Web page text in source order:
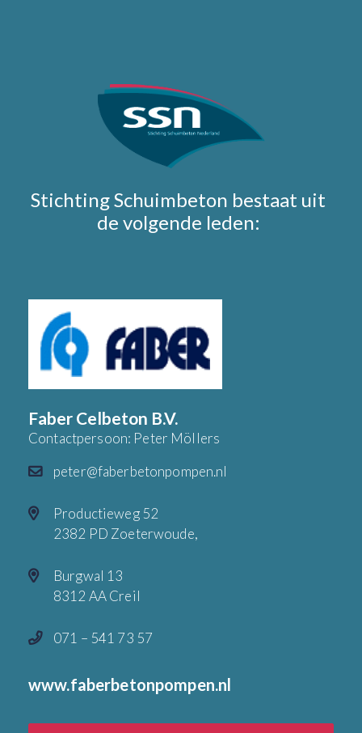
Stichting Schuimbeton bestaat uit
de volgende leden:
Faber Celbeton B.V.
Contactpersoon: Peter Möllers
peter@faberbetonpompen.nl
Productieweg 52
2382 PD Zoeterwoude,
Burgwal 13
8312 AA Creil
071 – 541 73 57
www.faberbetonpompen.nl